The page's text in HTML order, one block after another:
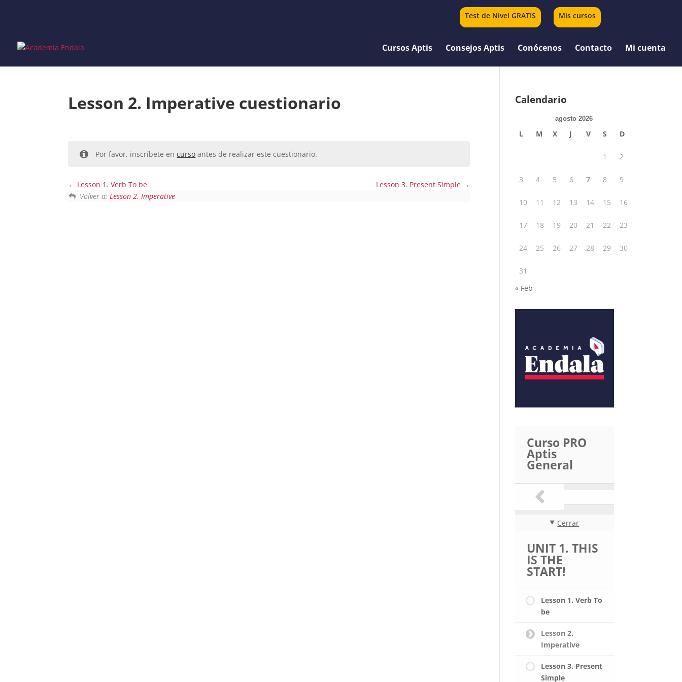
Test de Nivel GRATIS Mis cursos
Cursos Aptis Consejos Aptis Conócenos Contacto Mi cuenta
Lesson 2. Imperative cuestionario
Por favor, inscríbete encurso antes de realizar este cuestionario.
Lesson 1. Verb To be
Lesson 3. Present Simple
Volver a:Lesson 2. Imperative
Calendario
agosto 2026
L M X J V S D
1 2
3 4 5 6 7 8 9
10 11 12 13 14 15 16
17 18 19 20 21 22 23
24 25 26 27 28 29 30
31
« Feb
Curso PRO
Aptis
General
Cerrar
UNIT 1. THIS
IS THE
START!
Lesson 1. Verb To
be
Lesson 2.
Imperative
Lesson 3. Present
Simple